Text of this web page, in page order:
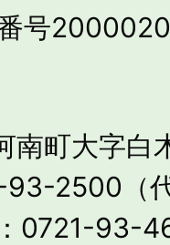
号
南町大字白
93-2500（
0721-93-